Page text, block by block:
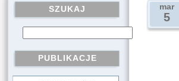
SZUKAJ
PUBLIKACJE
mar
5